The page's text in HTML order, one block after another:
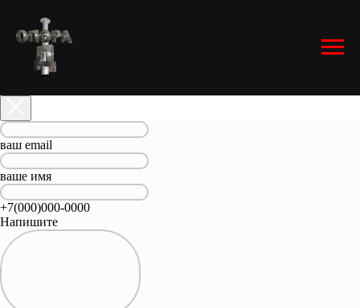
ваш email
ваше имя
+7(000)000-0000
Напишите